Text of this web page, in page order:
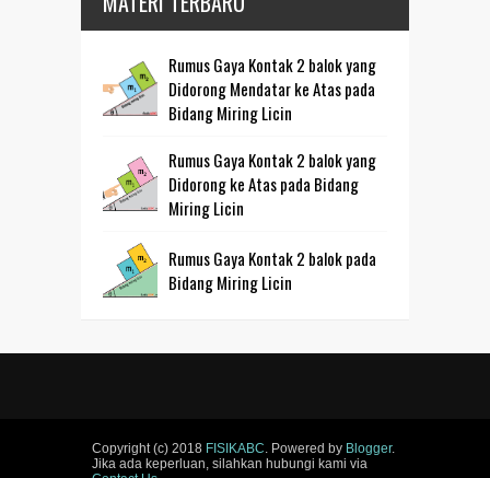
Rumus Gaya Kontak 2 balok yang
Didorong Mendatar ke Atas pada
Bidang Miring Licin
Rumus Gaya Kontak 2 balok yang
Didorong ke Atas pada Bidang
Miring Licin
Rumus Gaya Kontak 2 balok pada
Bidang Miring Licin
Copyright (c) 2018 FISIKABC. Powered by Blogger.
Jika ada keperluan, silahkan hubungi kami via